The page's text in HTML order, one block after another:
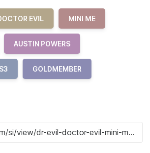
EVIL MINI ME
AUSTIN POWERS
GOLDMEMBER